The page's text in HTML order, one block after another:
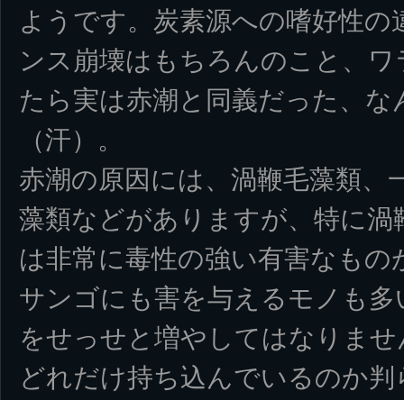
ようです。炭素源への嗜好性
ンス崩壊はもちろんのこと、
たら実は赤潮と同義だった、
（汗）。
赤潮の原因には、渦鞭毛藻類、
藻類などがありますが、特に
は非常に毒性の強い有害なも
サンゴにも害を与えるモノも
をせっせと増やしてはなりま
どれだけ持ち込んでいるのか